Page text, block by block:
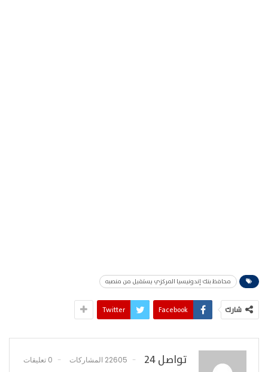
محافظ بنك إندونيسيا المركزي يستقيل من منصبه
شارك Facebook
Twitter
تواصل 24 22605 المشاركات 0 تعليقات